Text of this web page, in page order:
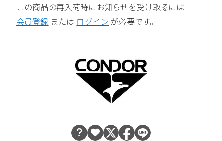
この商品の再入荷時にお知らせを受け取るには
会員登録 または ログイン が必要です。